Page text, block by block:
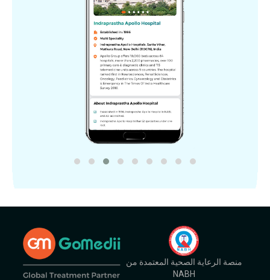
منصة الرعاية الصحية المعتمدة من
NABH